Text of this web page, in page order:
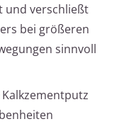
und verschließt
bei größeren
sinnvoll